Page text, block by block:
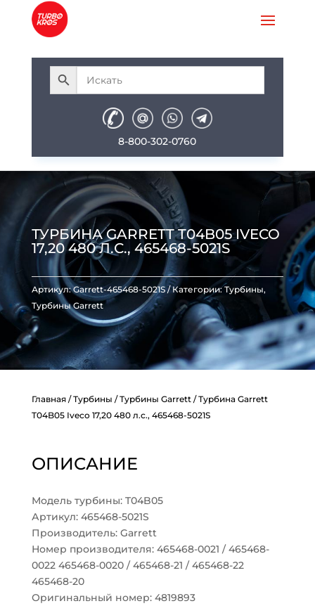
8-800-302-0760
ТУРБИНА GARRETT T04B05 IVECO
17,20 480 Л.С., 465468-5021S
Артикул:Garrett-465468-5021S Категории:Турбины,
Турбины Garrett
Главная/Турбины /Турбины Garrett/ Турбина Garrett
T04B05 Iveco 17,20 480 л.с., 465468-5021S
ОПИСАНИЕ
Модель турбины: T04B05
Артикул: 465468-5021S
Производитель: Garrett
Номер производителя: 465468-0021 / 465468-
0022 465468-0020 / 465468-21 / 465468-22
465468-20
Оригинальный номер: 4819893